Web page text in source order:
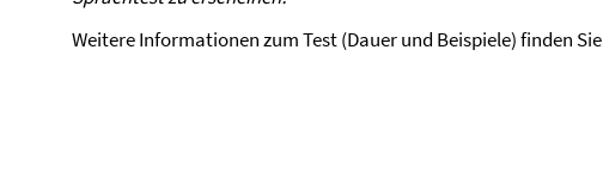
Weitere Informationen zum Test (Dauer und Beispiele) finden Sie